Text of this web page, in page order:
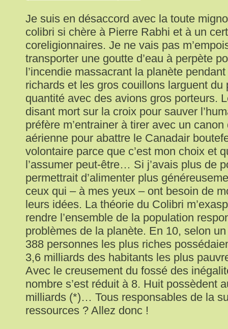
Je suis en désaccord avec la toute
colibri si chère à Pierre Rabhi et à un
coreligionnaires. Je ne vais pas
transporter une goutte d’eau à perpète
l’incendie massacrant la planète
richards et les gros couillons larguent du
quantité avec des avions gros porteurs.
disant mort sur la croix pour sauver
préfère m’entrainer à tirer avec un
aérienne pour abattre le Canadair
volontaire parce que c’est mon choix et
l’assumer peut-être… Si j’avais plus de
permettrait d’alimenter plus
ceux qui – à mes yeux – ont besoin de
leurs idées. La théorie du Colibri
rendre l’ensemble de la population
problèmes de la planète. En 10, selon
388 personnes les plus riches
3,6 milliards des habitants les plus
Avec le creusement du fossé des
nombre s’est réduit à 8. Huit possèdent
milliards (*)… Tous responsables de la
ressources ? Allez donc !